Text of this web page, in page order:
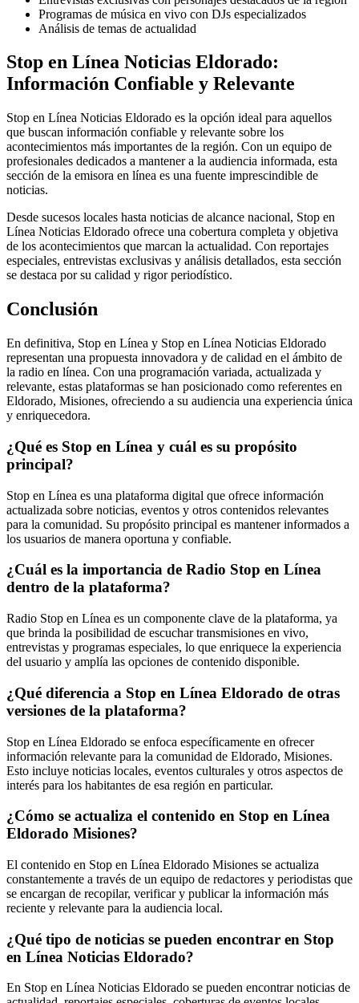
Programas de música en vivo con DJs especializados
Análisis de temas de actualidad
Stop en Línea Noticias Eldorado:
Información Confiable y Relevante
Stop en Línea Noticias Eldorado es la opción ideal para aquellos
que buscan información confiable y relevante sobre los
acontecimientos más importantes de la región. Con un equipo de
profesionales dedicados a mantener a la audiencia informada, esta
sección de la emisora en línea es una fuente imprescindible de
noticias.
Desde sucesos locales hasta noticias de alcance nacional, Stop en
Línea Noticias Eldorado ofrece una cobertura completa y objetiva
de los acontecimientos que marcan la actualidad. Con reportajes
especiales, entrevistas exclusivas y análisis detallados, esta sección
se destaca por su calidad y rigor periodístico.
Conclusión
En definitiva, Stop en Línea y Stop en Línea Noticias Eldorado
representan una propuesta innovadora y de calidad en el ámbito de
la radio en línea. Con una programación variada, actualizada y
relevante, estas plataformas se han posicionado como referentes en
Eldorado, Misiones, ofreciendo a su audiencia una experiencia única
y enriquecedora.
¿Qué es Stop en Línea y cuál es su propósito
principal?
Stop en Línea es una plataforma digital que ofrece información
actualizada sobre noticias, eventos y otros contenidos relevantes
para la comunidad. Su propósito principal es mantener informados a
los usuarios de manera oportuna y confiable.
¿Cuál es la importancia de Radio Stop en Línea
dentro de la plataforma?
Radio Stop en Línea es un componente clave de la plataforma, ya
que brinda la posibilidad de escuchar transmisiones en vivo,
entrevistas y programas especiales, lo que enriquece la experiencia
del usuario y amplía las opciones de contenido disponible.
¿Qué diferencia a Stop en Línea Eldorado de otras
versiones de la plataforma?
Stop en Línea Eldorado se enfoca específicamente en ofrecer
información relevante para la comunidad de Eldorado, Misiones.
Esto incluye noticias locales, eventos culturales y otros aspectos de
interés para los habitantes de esa región en particular.
¿Cómo se actualiza el contenido en Stop en Línea
Eldorado Misiones?
El contenido en Stop en Línea Eldorado Misiones se actualiza
constantemente a través de un equipo de redactores y periodistas que
se encargan de recopilar, verificar y publicar la información más
reciente y relevante para la audiencia local.
¿Qué tipo de noticias se pueden encontrar en Stop
en Línea Noticias Eldorado?
En Stop en Línea Noticias Eldorado se pueden encontrar noticias de